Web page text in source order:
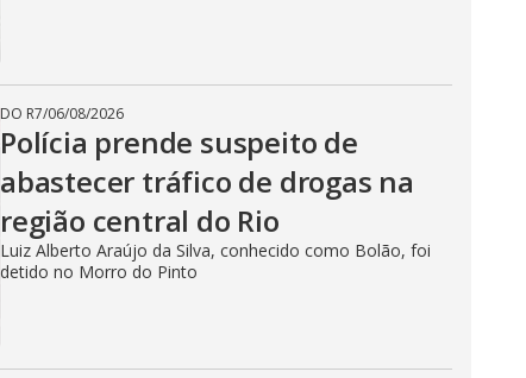
DO R7/06/08/2026
Polícia prende suspeito de
abastecer tráfico de drogas na
região central do Rio
Luiz Alberto Araújo da Silva, conhecido como Bolão, foi
detido no Morro do Pinto